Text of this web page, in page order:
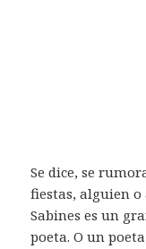
Se dice, se
fiestas, alguien o
Sabines es un
poeta. O un